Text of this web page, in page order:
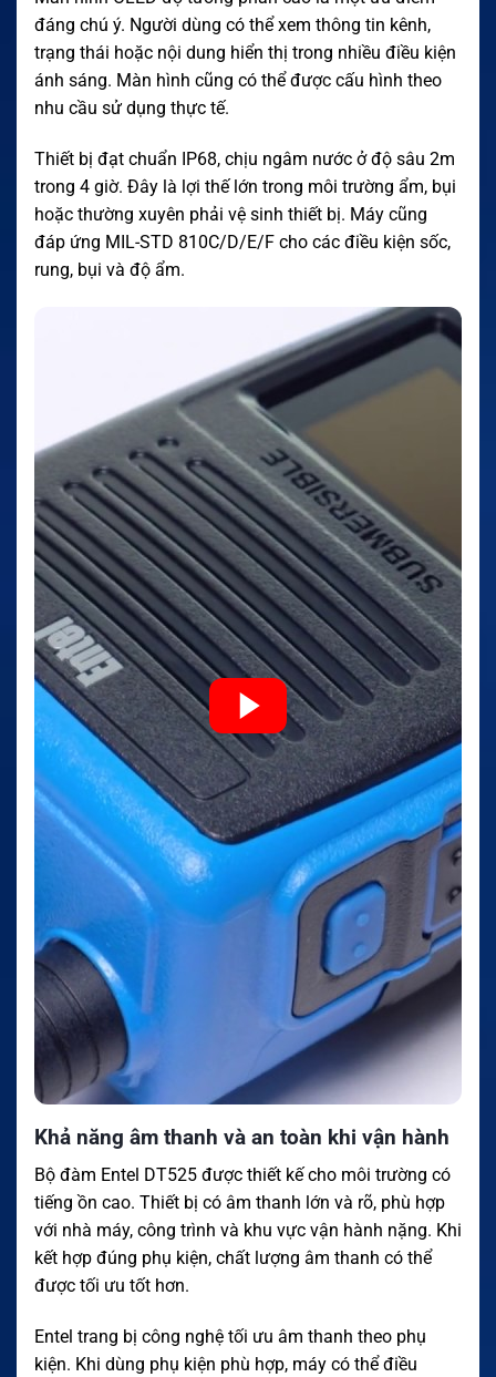
đáng chú ý. Người dùng có thể xem thông tin kênh,
trạng thái hoặc nội dung hiển thị trong nhiều điều kiện
ánh sáng. Màn hình cũng có thể được cấu hình theo
nhu cầu sử dụng thực tế.
Thiết bị đạt chuẩn IP68, chịu ngâm nước ở độ sâu 2m
trong 4 giờ. Đây là lợi thế lớn trong môi trường ẩm, bụi
hoặc thường xuyên phải vệ sinh thiết bị. Máy cũng
đáp ứng MIL-STD 810C/D/E/F cho các điều kiện sốc,
rung, bụi và độ ẩm.
Khả năng âm thanh và an toàn khi vận hành
Bộ đàm Entel DT525 được thiết kế cho môi trường có
tiếng ồn cao. Thiết bị có âm thanh lớn và rõ, phù hợp
với nhà máy, công trình và khu vực vận hành nặng. Khi
kết hợp đúng phụ kiện, chất lượng âm thanh có thể
được tối ưu tốt hơn.
Entel trang bị công nghệ tối ưu âm thanh theo phụ
kiện. Khi dùng phụ kiện phù hợp, máy có thể điều